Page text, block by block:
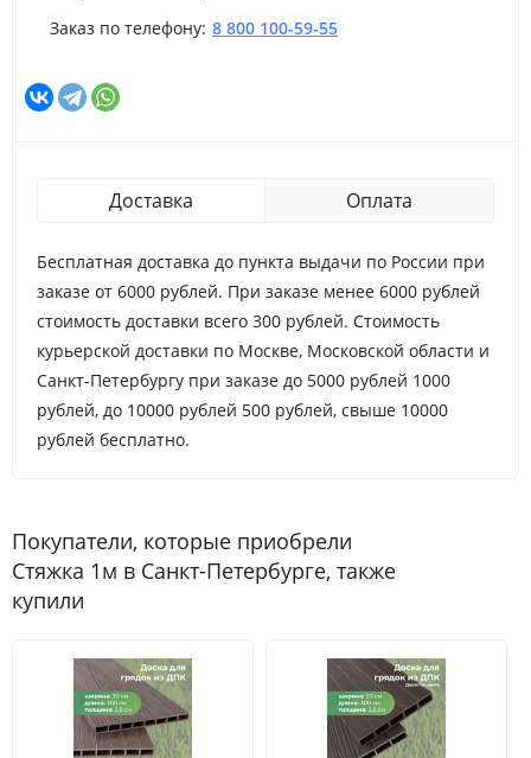
Заказ по телефону: 8 800 100-59-55
Доставка Оплата
Бесплатная доставка до пункта выдачи по России при
заказе от 6000 рублей. При заказе менее 6000 рублей
стоимость доставки всего 300 рублей. Стоимость
курьерской доставки по Москве, Московской области и
Санкт-Петербургу при заказе до 5000 рублей 1000
рублей, до 10000 рублей 500 рублей, свыше 10000
рублей бесплатно.
Покупатели, которые приобрели
Стяжка 1м в Санкт-Петербурге, также
купили